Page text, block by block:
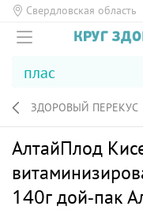
Свердловская область
ЗДОРОВЫЙ ПЕРЕКУС
АлтайПлод
140г дой-пак